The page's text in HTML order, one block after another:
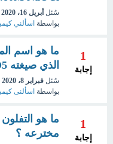
سُئل أبريل 16، 2020
بواسطة اسألني
1
إجابة
ما هو اسم
الذي صيغته P2O5 ؟
سُئل فبراير 8، 2020
بواسطة اسألنى
1
إجابة
مخترعه ؟